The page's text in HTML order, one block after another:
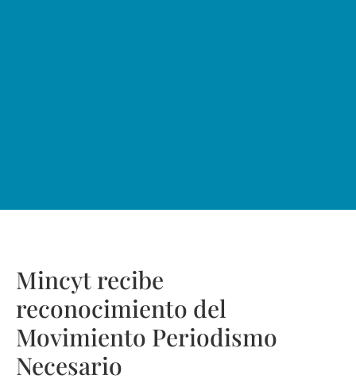
Mincyt recibe
reconocimiento del
Movimiento Periodismo
Necesario